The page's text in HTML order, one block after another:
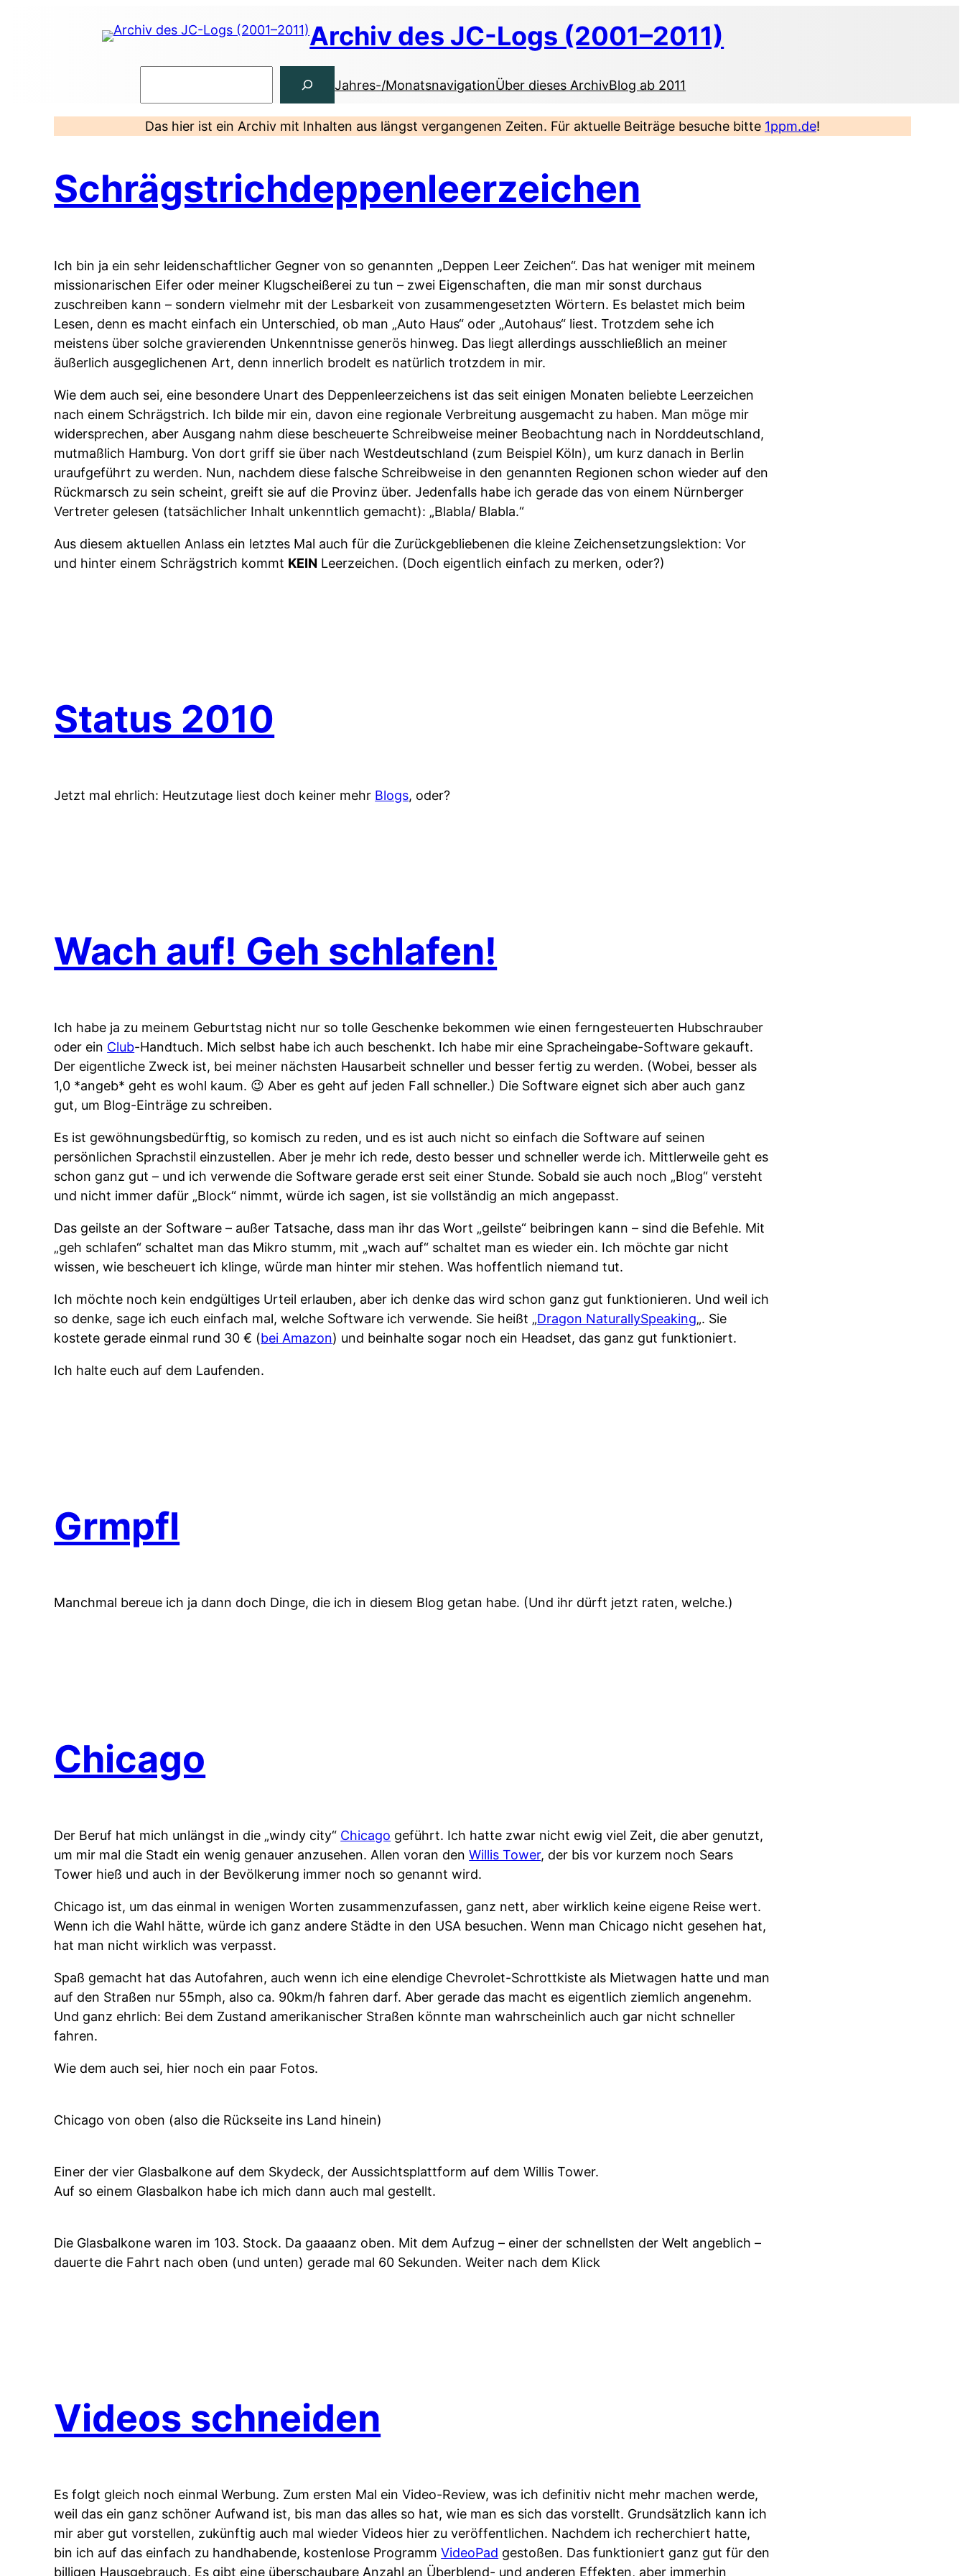
Archiv des JC-Logs (2001–2011)
Jahres-/MonatsnavigationÜber dieses ArchivBlog ab 2011
Das hier ist ein Archiv mit Inhalten aus längst vergangenen Zeiten. Für aktuelle Beiträge besuche bitte 1ppm.de!
Schrägstrichdeppenleerzeichen
Ich bin ja ein sehr leidenschaftlicher Gegner von so genannten „Deppen Leer Zeichen“. Das hat weniger mit meinem
missionarischen Eifer oder meiner Klugscheißerei zu tun – zwei Eigenschaften, die man mir sonst durchaus
zuschreiben kann – sondern vielmehr mit der Lesbarkeit von zusammengesetzten Wörtern. Es belastet mich beim
Lesen, denn es macht einfach ein Unterschied, ob man „Auto Haus“ oder „Autohaus“ liest. Trotzdem sehe ich
meistens über solche gravierenden Unkenntnisse generös hinweg. Das liegt allerdings ausschließlich an meiner
äußerlich ausgeglichenen Art, denn innerlich brodelt es natürlich trotzdem in mir.
Wie dem auch sei, eine besondere Unart des Deppenleerzeichens ist das seit einigen Monaten beliebte Leerzeichen
nach einem Schrägstrich. Ich bilde mir ein, davon eine regionale Verbreitung ausgemacht zu haben. Man möge mir
widersprechen, aber Ausgang nahm diese bescheuerte Schreibweise meiner Beobachtung nach in Norddeutschland,
mutmaßlich Hamburg. Von dort griff sie über nach Westdeutschland (zum Beispiel Köln), um kurz danach in Berlin
uraufgeführt zu werden. Nun, nachdem diese falsche Schreibweise in den genannten Regionen schon wieder auf den
Rückmarsch zu sein scheint, greift sie auf die Provinz über. Jedenfalls habe ich gerade das von einem Nürnberger
Vertreter gelesen (tatsächlicher Inhalt unkenntlich gemacht): „Blabla/ Blabla.“
Aus diesem aktuellen Anlass ein letztes Mal auch für die Zurückgebliebenen die kleine Zeichensetzungslektion: Vor
und hinter einem Schrägstrich kommt KEIN Leerzeichen. (Doch eigentlich einfach zu merken, oder?)
Status 2010
Jetzt mal ehrlich: Heutzutage liest doch keiner mehr Blogs, oder?
Wach auf! Geh schlafen!
Ich habe ja zu meinem Geburtstag nicht nur so tolle Geschenke bekommen wie einen ferngesteuerten Hubschrauber
oder ein Club-Handtuch. Mich selbst habe ich auch beschenkt. Ich habe mir eine Spracheingabe-Software gekauft.
Der eigentliche Zweck ist, bei meiner nächsten Hausarbeit schneller und besser fertig zu werden. (Wobei, besser als
1,0 *angeb* geht es wohl kaum. 😉 Aber es geht auf jeden Fall schneller.) Die Software eignet sich aber auch ganz
gut, um Blog-Einträge zu schreiben.
Es ist gewöhnungsbedürftig, so komisch zu reden, und es ist auch nicht so einfach die Software auf seinen
persönlichen Sprachstil einzustellen. Aber je mehr ich rede, desto besser und schneller werde ich. Mittlerweile geht es
schon ganz gut – und ich verwende die Software gerade erst seit einer Stunde. Sobald sie auch noch „Blog“ versteht
und nicht immer dafür „Block“ nimmt, würde ich sagen, ist sie vollständig an mich angepasst.
Das geilste an der Software – außer Tatsache, dass man ihr das Wort „geilste“ beibringen kann – sind die Befehle. Mit
„geh schlafen“ schaltet man das Mikro stumm, mit „wach auf“ schaltet man es wieder ein. Ich möchte gar nicht
wissen, wie bescheuert ich klinge, würde man hinter mir stehen. Was hoffentlich niemand tut.
Ich möchte noch kein endgültiges Urteil erlauben, aber ich denke das wird schon ganz gut funktionieren. Und weil ich
so denke, sage ich euch einfach mal, welche Software ich verwende. Sie heißt „Dragon NaturallySpeaking„. Sie
kostete gerade einmal rund 30 € (bei Amazon) und beinhalte sogar noch ein Headset, das ganz gut funktioniert.
Ich halte euch auf dem Laufenden.
Grmpfl
Manchmal bereue ich ja dann doch Dinge, die ich in diesem Blog getan habe. (Und ihr dürft jetzt raten, welche.)
Chicago
Der Beruf hat mich unlängst in die „windy city“ Chicago geführt. Ich hatte zwar nicht ewig viel Zeit, die aber genutzt,
um mir mal die Stadt ein wenig genauer anzusehen. Allen voran denWillis Tower, der bis vor kurzem noch Sears
Tower hieß und auch in der Bevölkerung immer noch so genannt wird.
Chicago ist, um das einmal in wenigen Worten zusammenzufassen, ganz nett, aber wirklich keine eigene Reise wert.
Wenn ich die Wahl hätte, würde ich ganz andere Städte in den USA besuchen. Wenn man Chicago nicht gesehen hat,
hat man nicht wirklich was verpasst.
Spaß gemacht hat das Autofahren, auch wenn ich eine elendige Chevrolet-Schrottkiste als Mietwagen hatte und man
auf den Straßen nur 55mph, also ca. 90km/h fahren darf. Aber gerade das macht es eigentlich ziemlich angenehm.
Und ganz ehrlich: Bei dem Zustand amerikanischer Straßen könnte man wahrscheinlich auch gar nicht schneller
fahren.
Wie dem auch sei, hier noch ein paar Fotos.
Chicago von oben (also die Rückseite ins Land hinein)
Einer der vier Glasbalkone auf dem Skydeck, der Aussichtsplattform auf dem Willis Tower.
Auf so einem Glasbalkon habe ich mich dann auch mal gestellt.
Die Glasbalkone waren im 103. Stock. Da gaaaanz oben. Mit dem Aufzug – einer der schnellsten der Welt angeblich –
dauerte die Fahrt nach oben (und unten) gerade mal 60 Sekunden. Weiter nach dem Klick
Videos schneiden
Es folgt gleich noch einmal Werbung. Zum ersten Mal ein Video-Review, was ich definitiv nicht mehr machen werde,
weil das ein ganz schöner Aufwand ist, bis man das alles so hat, wie man es sich das vorstellt. Grundsätzlich kann ich
mir aber gut vorstellen, zukünftig auch mal wieder Videos hier zu veröffentlichen. Nachdem ich recherchiert hatte,
bin ich auf das einfach zu handhabende, kostenlose ProgrammVideoPad gestoßen. Das funktioniert ganz gut für den
billigen Hausgebrauch. Es gibt eine überschaubare Anzahl an Überblend- und anderen Effekten, aber immerhin